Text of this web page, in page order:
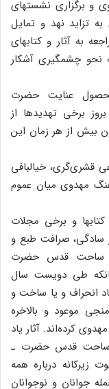
و برگزاری‌ نشستهای‌
تزاید نهد و تمایل‌
به‌ آثار و کتابهای‌
نحو چشمگیری‌ آشکار
عنایت‌ حضرت‌
برخی‌ تهدیدها از
بیش‌ از هر زمان‌ این‌
قشری‌گری‌، خیالبافی‌
مهدوی‌ میان‌ عموم‌
و برخی‌ مجلات‌
سادگی‌، صرافت‌ طبع‌ و
و ساحت‌ قدس‌ حضرت‌
طی‌ دویست‌ سال‌
انحراف‌ و یا ساخت‌ و
موعود و بالاخره‌
کرده‌اند. آثار یاد
ساحت‌ قدس‌ حضرت‌ ـ
زیرکانه‌ درباره‌ همه‌
جوانان‌ و نوجوانان‌